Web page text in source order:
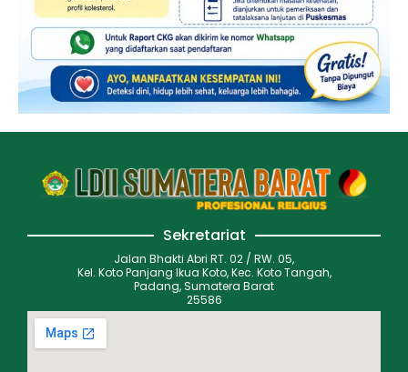
Sekretariat
Jalan Bhakti Abri RT. 02 / RW. 05,
Kel. Koto Panjang Ikua Koto, Kec. Koto Tangah,
Padang, Sumatera Barat
25586